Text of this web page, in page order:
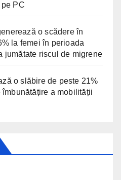
PC
o scădere în
la femei în perioada
jumătate riscul de migrene
o slăbire de peste 21%
a mobilității